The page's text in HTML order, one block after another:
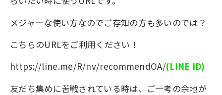
メジャーな使い方なのでご存知の方も多いのでは？
こちらのURLをご利用ください！
https://line.me/R/nv/recommendOA/(LINE ID)
友だち集めに苦戦されている時は、ご一考の余地が